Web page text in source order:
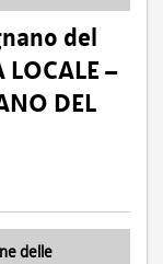
del
–
DEL
delle